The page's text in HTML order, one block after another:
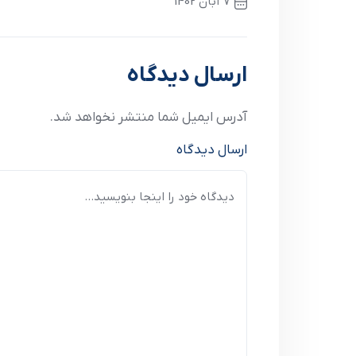
ارسال دیدگاه
آدرس ایمیل شما منتشر نخواهد شد.
ارسال دیدگاه